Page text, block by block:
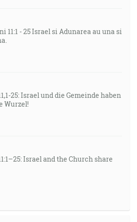
11:1 - 25 Israel si Adunarea au una si
25: Israel und die Gemeinde haben
Wurzel!
Israel and the Church share